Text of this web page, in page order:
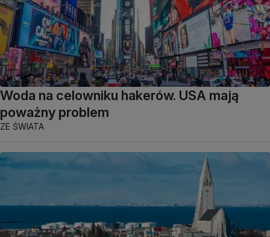
Woda na celowniku hakerów. USA mają
poważny problem
ZE ŚWIATA